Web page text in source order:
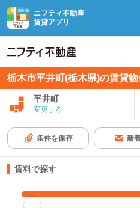
ニフティ不動産
賃貸アプリ
栃木市平井町(栃木県)の賃貸
平井町
変更する
条件を保存 新
賃料で探す